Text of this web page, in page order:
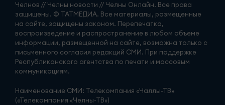
Челнов // Челны новости // Челны Онлайн. Все права
защищены. © ТАТМЕДИА. Все материалы, размещенные
на сайте, защищены законом. Перепечатка,
воспроизведение и распространение в любом объеме
информации, размещенной на сайте, возможна только с
письменного согласия редакций СМИ. При поддержке
Республиканского агентства по печати и массовым
коммуникациям.
Наименование СМИ: Телекомпания «Чаллы-ТВ»
(«Телекомпания «Челны-ТВ»)